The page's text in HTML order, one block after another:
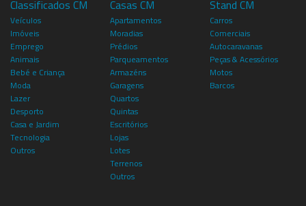
Classificados CM
Veículos
Imóveis
Emprego
Animais
Bebé e Criança
Moda
Lazer
Desporto
Casa e Jardim
Tecnologia
Outros
Casas CM
Apartamentos
Moradias
Prédios
Parqueamentos
Armazéns
Garagens
Quartos
Quintas
Escritórios
Lojas
Lotes
Terrenos
Outros
Stand CM
Carros
Comerciais
Autocaravanas
Peças & Acessórios
Motos
Barcos